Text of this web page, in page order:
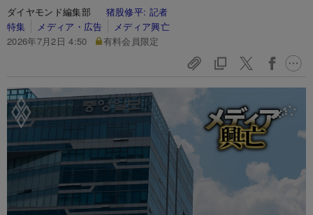
ダイヤモンド編集部 猪股修平: 記者
特集
メディア・広告
メディア興亡
2026年7月2日 4:50
有料会員限定